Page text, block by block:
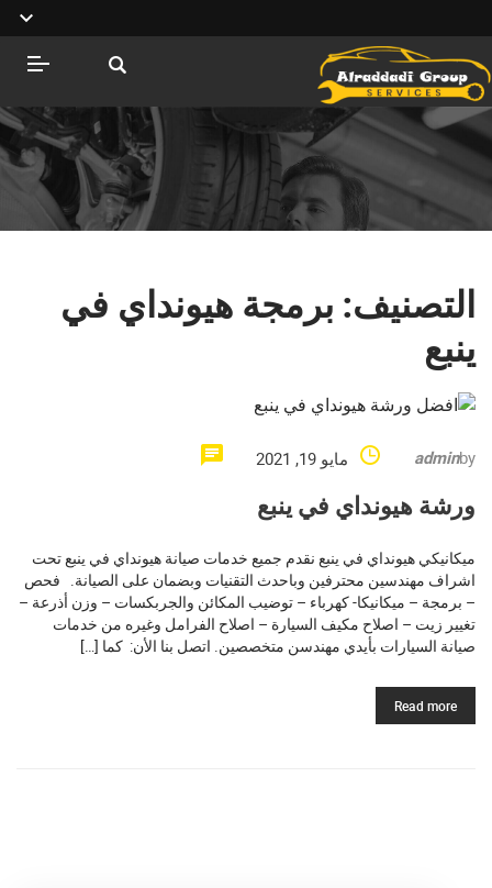
التصنيف: برمجة هيونداي في
ينبع
by
admin مايو 19, 2021
ورشة هيونداي في ينبع
ميكانيكي هيونداي في ينبع نقدم جميع خدمات صيانة هيونداي في ينبع تحت
اشراف مهندسين محترفين وباحدث التقنيات وبضمان على الصيانة. فحص
– برمجة – ميكانيكا- كهرباء – توضيب المكائن والجربكسات – وزن أذرعة –
تغيير زيت – اصلاح مكيف السيارة – اصلاح الفرامل وغيره من خدمات
صيانة السيارات بأيدي مهندسن متخصصين. اتصل بنا الأن: كما […]
Read more